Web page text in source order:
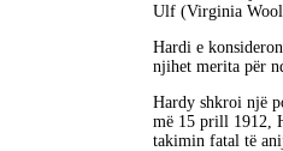
Ulf (Virginia
Hardi e
njihet merita për
Hardy shkroi një
më 15 prill 1912,
takimin fatal të